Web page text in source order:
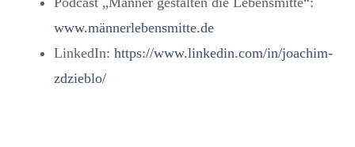
www.männerlebensmitte.de
LinkedIn: https://www.linkedin.com/in/joachim-
zdzieblo/